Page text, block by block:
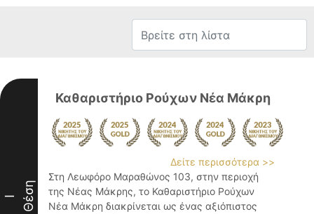
I Θέση
Καθαριστήριο Ρούχων Νέα Μάκρη
Δείτε περισσότερα >>
Στη Λεωφόρο Μαραθώνος 103, στην περιοχή
της Νέας Μάκρης, το Καθαριστήριο Ρούχων
Νέα Μάκρη διακρίνεται ως ένας αξιόπιστος